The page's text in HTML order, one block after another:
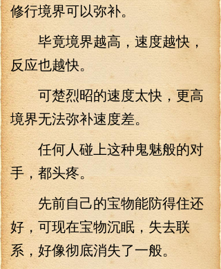
修行境界可以弥补。
毕竟境界越高，速度越快，
反应也越快。
可楚烈昭的速度太快，更高
境界无法弥补速度差。
任何人碰上这种鬼魅般的对
手，都头疼。
先前自己的宝物能防得住还
好，可现在宝物沉眠，失去联
系，好像彻底消失了一般。